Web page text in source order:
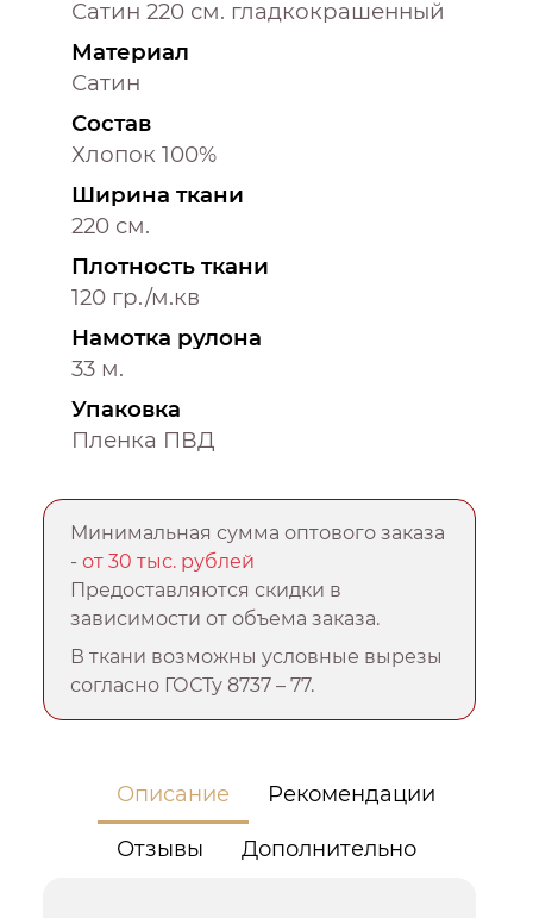
Сатин 220 см. гладкокрашенный
Материал
Сатин
Состав
Хлопок 100%
Ширина ткани
220 см.
Плотность ткани
120 гр./м.кв
Намотка рулона
33 м.
Упаковка
Пленка ПВД
Минимальная сумма оптового заказа
-от 30 тыс. рублей
Предоставляются скидки в
зависимости от объема заказа.
В ткани возможны условные вырезы
согласно ГОСТу 8737 – 77.
Описание Рекомендации
Отзывы Дополнительно